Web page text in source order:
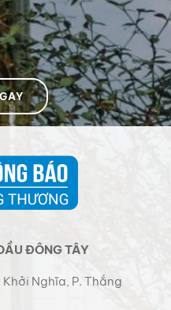
ĐÔNG TÂY
Khởi Nghĩa, P. Thắng